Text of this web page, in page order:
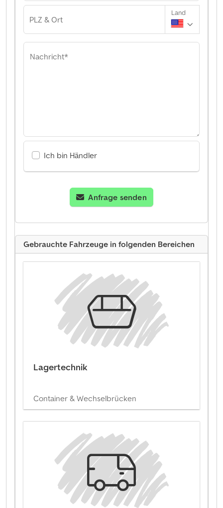
PLZ & Ort
Land
Nachricht*
Ich bin Händler
Anfrage senden
Gebrauchte Fahrzeuge in folgenden Bereichen
Lagertechnik
Container & Wechselbrücken